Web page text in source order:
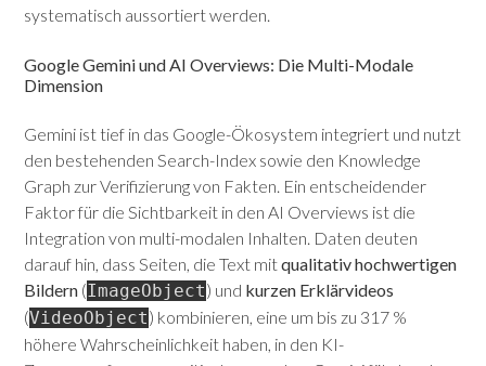
systematisch aussortiert werden.
Google Gemini und AI Overviews: Die Multi-Modale
Dimension
Gemini ist tief in das Google-Ökosystem integriert und nutzt
den bestehenden Search-Index sowie den Knowledge
Graph zur Verifizierung von Fakten. Ein entscheidender
Faktor für die Sichtbarkeit in den AI Overviews ist die
Integration von multi-modalen Inhalten. Daten deuten
darauf hin, dass Seiten, die Text mitqualitativ hochwertigen
Bildern (ImageObject) und kurzen Erklärvideos
(VideoObject) kombinieren, eine um bis zu 317 %
höhere Wahrscheinlichkeit haben, in den KI-